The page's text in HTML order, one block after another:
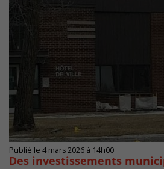
Publié le 4 mars 2026 à 14h00
Des investissements